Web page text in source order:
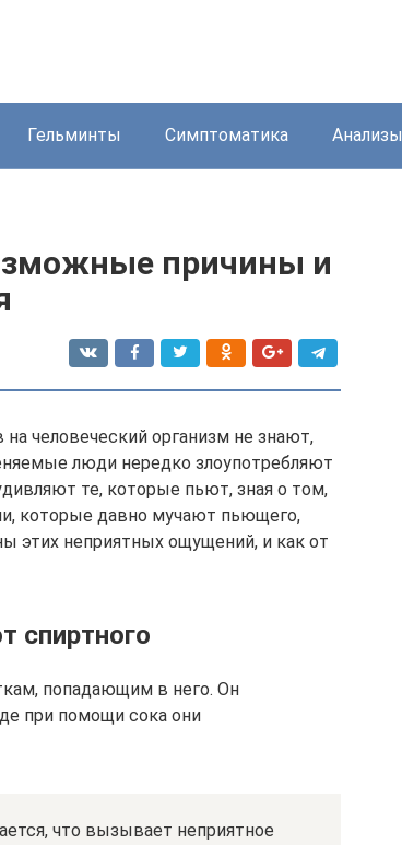
Гельминты Симптоматика Анализы
причины и
человеческий организм не знают,
люди нередко злоупотребляют
те, которые пьют, зная о том,
которые давно мучают пьющего,
этих неприятных ощущений, и как от
спиртного
попадающим в него. Он
при помощи сока они
что вызывает неприятное